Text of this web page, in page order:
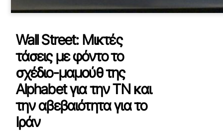
Wall Street: Μικτές
τάσεις με φόντο το
σχέδιο-μαμούθ της
Alphabet για την ΤΝ και
την αβεβαιότητα για το
Ιράν